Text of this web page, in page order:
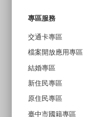
專區服務
交通卡專區
檔案開放應用專區
結婚專區
新住民專區
原住民專區
臺中市國籍專區